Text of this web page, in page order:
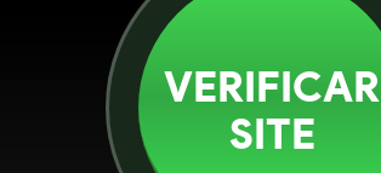
VERIFICAR
SITE